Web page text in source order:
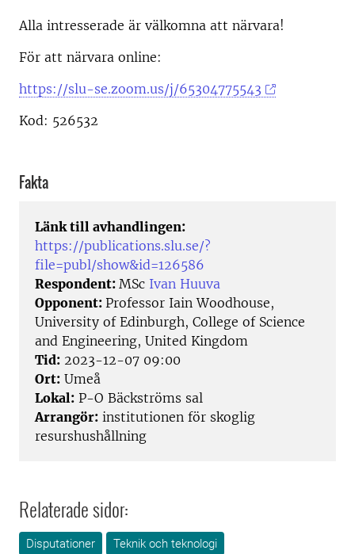
Alla intresserade är välkomna att närvara!
För att närvara online:
https://slu-se.zoom.us/j/65304775543
Kod: 526532
Fakta
Länk till avhandlingen:
https://publications.slu.se/?
file=publ/show&id=126586
Respondent: MSc Ivan Huuva
Opponent: Professor Iain Woodhouse,
University of Edinburgh, College of Science
and Engineering, United Kingdom
Tid: 2023-12-07 09:00
Ort: Umeå
Lokal: P-O Bäckströms sal
Arrangör: institutionen för skoglig
resurshushållning
Relaterade sidor:
Disputationer
Teknik och teknologi